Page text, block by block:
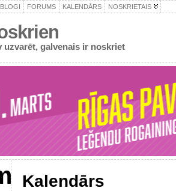
BLOGI FORUMS KALENDĀRS NOSKRIETAIS
uzvarēt, galvenais ir noskriet
Kalendārs